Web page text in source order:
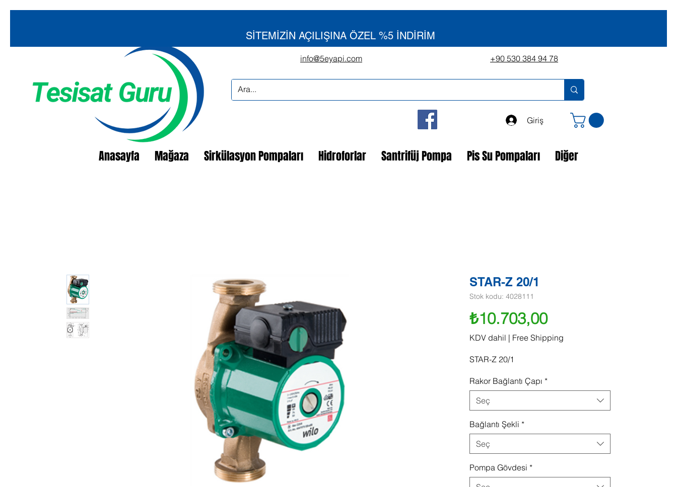
SİTEMİZİN AÇILIŞINA ÖZEL %5 İNDİRİM
Giriş
Anasayfa Mağaza Sirkülasyon Pompaları Hidroforlar Santrifüj Pompa Pis Su Pompaları Diğer
+90 530 384 94 78
info@5eyapi.com
STAR-Z 20/1
Stok kodu: 4028111
₺10.703,00Fiyat
KDV dahil | Free Shipping
STAR-Z 20/1
Rakor Bağlantı Çapı *
Seç
Bağlantı Şekli *
Seç
Pompa Gövdesi *